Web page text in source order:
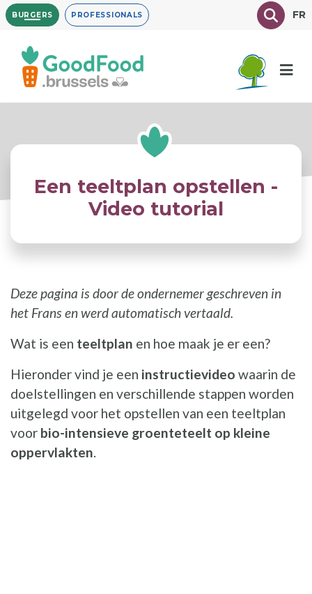
Overslaan
en
inhoud
gaan
BURGERS PROFESSIONALS TexteFR
Een teeltplan opstellen -
Video tutorial
Deze pagina is door de ondernemer geschreven in
het Frans en werd automatisch vertaald.
Wat is een teeltplan en hoe maak je er een?
Hieronder vind je een instructievideo waarin de
doelstellingen en verschillende stappen worden
uitgelegd voor het opstellen van een teeltplan
voor bio-intensieve groenteteelt op kleine
oppervlakten.